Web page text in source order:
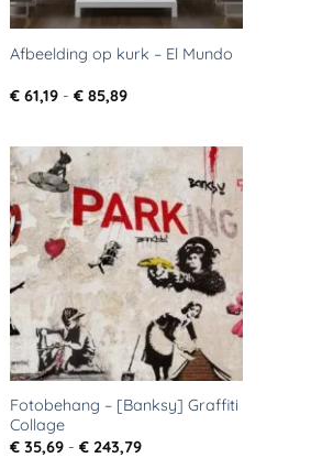
Afbeelding op kurk – El Mundo
€61,19 - €85,89Prijsklasse:
Toevoegen
aan
verlanglijst
Fotobehang – [Banksy] Graffiti
Collage
€35,69 - €243,79Prijsklasse: